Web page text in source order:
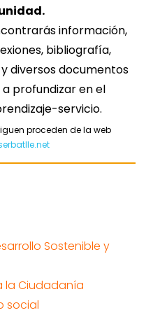
información,
bibliografía,
diversos documentos
profundizar en el
servicio.
proceden de la web
Sostenible y
la Ciudadanía
social